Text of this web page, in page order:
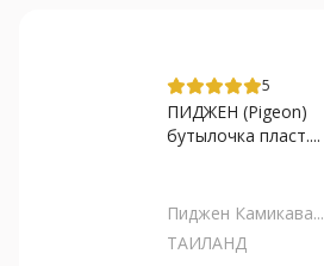
5
ПИДЖЕН (Pigeon)
бутылочка пласт....
Пиджен Камикава...
ТАИЛАНД